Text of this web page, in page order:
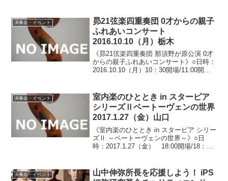
演奏会・イベント
昴21弦楽四重奏団 0才からの親子
ふれあいコンサート
2016.10.10（月）栃木
《昴21弦楽四重奏団 那須野が原公演 0才
からの親子ふれあいコンサート》○日時：
2016.10.10（月）10：30開場/11:00開演○
由席 小学生以上500円 未...
演奏会・イベント
室内楽のひととき in スターピア
シリーズⅡベートーヴェンの世界
2017.1.27（金）山口
《室内楽のひととき in スターピア シリー
ズⅡ ～ベートーヴェンの世界～》○日
時：2017.1.27（金） 18:00開場/18：30
由席 一般2,500円/高校...
演奏会・イベント
山中伸弥所長を応援しよう！ iPS